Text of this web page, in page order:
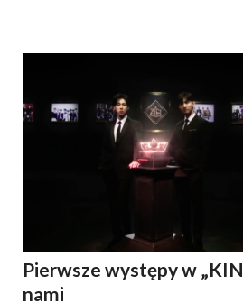
Pierwsze występy w
nami